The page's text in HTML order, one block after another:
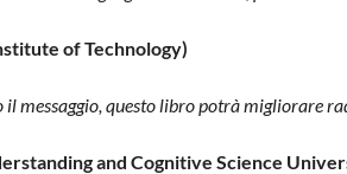
of Technology)
il messaggio, questo libro potrà migliorare
and Cognitive Science